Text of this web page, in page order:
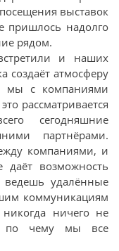
выставок
пришлось надолго
рядом.
и наших
создаёт атмосферу
мы с компаниями
рассматривается
сегодняшние
партнёрами.
компаниями, и
даёт возможность
удалённые
коммуникациям
ничего не
по чему мы все